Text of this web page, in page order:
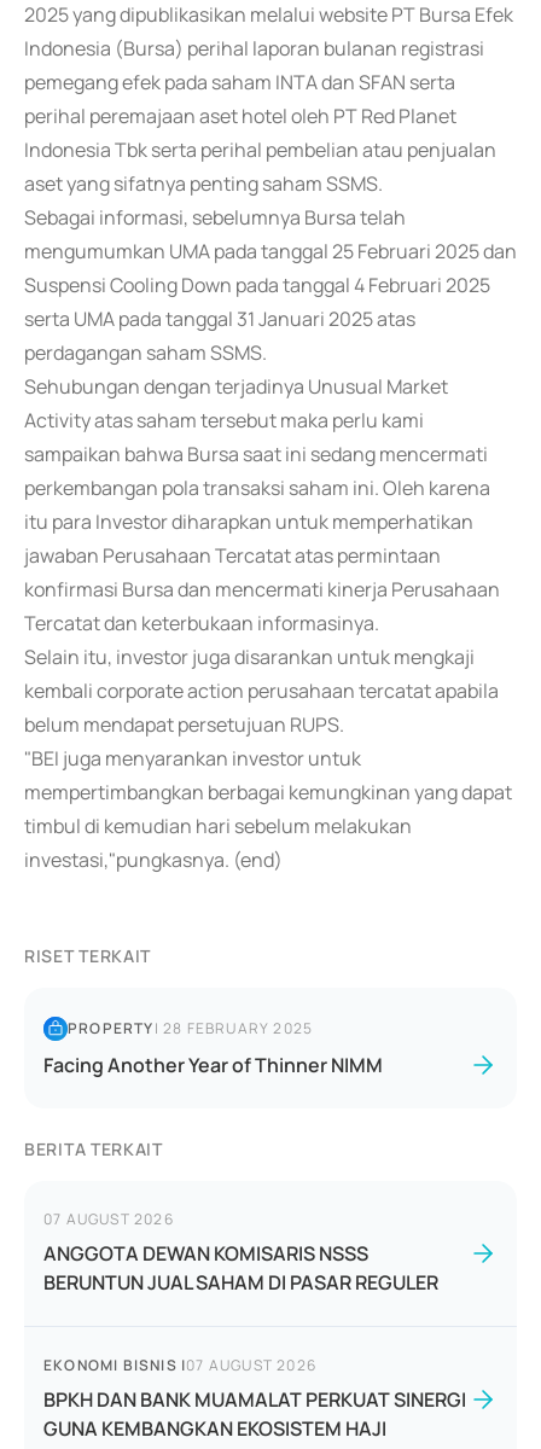
2025 yang dipublikasikan melalui website PT Bursa Efek
Indonesia (Bursa) perihal laporan bulanan registrasi
pemegang efek pada saham INTA dan SFAN serta
perihal peremajaan aset hotel oleh PT Red Planet
Indonesia Tbk serta perihal pembelian atau penjualan
aset yang sifatnya penting saham SSMS.
Sebagai informasi, sebelumnya Bursa telah
mengumumkan UMA pada tanggal 25 Februari 2025 dan
Suspensi Cooling Down pada tanggal 4 Februari 2025
serta UMA pada tanggal 31 Januari 2025 atas
perdagangan saham SSMS.
Sehubungan dengan terjadinya Unusual Market
Activity atas saham tersebut maka perlu kami
sampaikan bahwa Bursa saat ini sedang mencermati
perkembangan pola transaksi saham ini. Oleh karena
itu para Investor diharapkan untuk memperhatikan
jawaban Perusahaan Tercatat atas permintaan
konfirmasi Bursa dan mencermati kinerja Perusahaan
Tercatat dan keterbukaan informasinya.
Selain itu, investor juga disarankan untuk mengkaji
kembali corporate action perusahaan tercatat apabila
belum mendapat persetujuan RUPS.
"BEI juga menyarankan investor untuk
mempertimbangkan berbagai kemungkinan yang dapat
timbul di kemudian hari sebelum melakukan
investasi,"pungkasnya. (end)
RISET TERKAIT
PROPERTY|28 FEBRUARY 2025
Facing Another Year of Thinner NIMM
BERITA TERKAIT
07 AUGUST 2026
ANGGOTA DEWAN KOMISARIS NSSS
BERUNTUN JUAL SAHAM DI PASAR REGULER
EKONOMI BISNIS |07 AUGUST 2026
BPKH DAN BANK MUAMALAT PERKUAT SINERGI
GUNA KEMBANGKAN EKOSISTEM HAJI